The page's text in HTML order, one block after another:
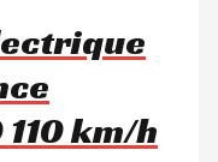
km/h